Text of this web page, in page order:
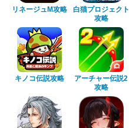
リネージュM攻略
白猫プロジェクト
攻略
キノコ伝説攻略
アーチャー伝説2
攻略